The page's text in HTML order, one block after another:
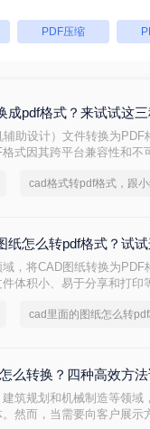
PDF压缩
成pdf格式？来试试这三
助设计）文件转换为
式因其跨平台兼容性和
纸怎么转pdf格式？试试
，将CAD图纸转换为
体积小、易于分享和打印
cad里面的图纸怎么转
么转换？四种高效方
筑规划和机械制造等领
然而，当需要向客户展示